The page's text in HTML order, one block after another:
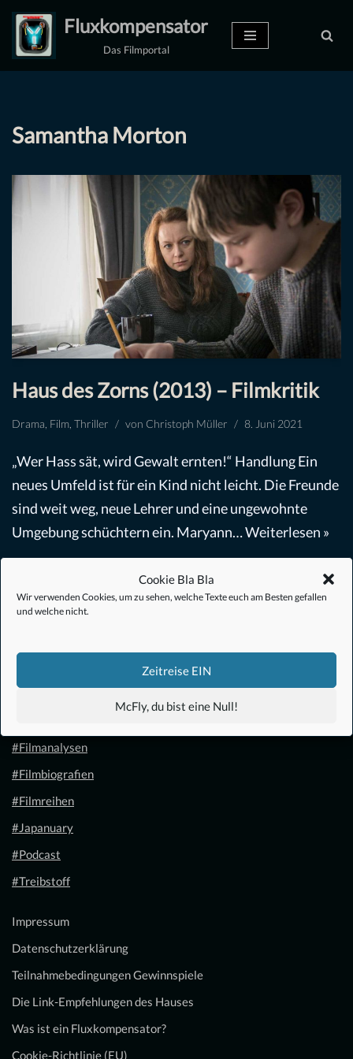
Cookie Bla Bla
Wir verwenden Cookies, um zu sehen, welche Texte euch am Besten gefallen
und welche nicht.
Zeitreise EIN
McFly, du bist eine Null!
Zum
Inhalt
Fluxkompensator
Das Filmportal
Samantha Morton
Haus des Zorns (2013) – Filmkritik
Drama Film Thriller von Christoph Müller 8. Juni 2021
„Wer Hass sät, wird Gewalt ernten!“ Handlung Ein
neues Umfeld ist für ein Kind nicht leicht. Die Freunde
sind weit weg, neue Lehrer und eine ungewohnte
Umgebung schüchtern ein. Maryann…Weiterlesen »
#Filmanalysen
#Filmbiografien
#Filmreihen
#Japanuary
#Podcast
#Treibstoff
Impressum
Datenschutzerklärung
Teilnahmebedingungen Gewinnspiele
Die Link-Empfehlungen des Hauses
Was ist ein Fluxkompensator?
Cookie-Richtlinie (EU)